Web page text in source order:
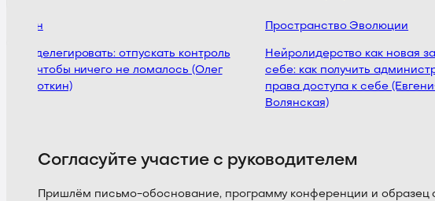
Как делегировать: отпускать контроль
так, чтобы ничего не ломалось (Олег
Федоткин)
Пространство Эволюции
Нейролидерство как новая
себе: как получить
права доступа к себе (Евгения
Волянская)
Согласуйте участие с руководителем
Пришлём письмо-обоснование, программу конференции и образец